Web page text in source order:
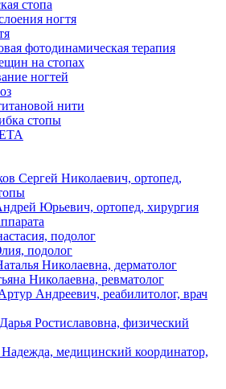
стопа
ногтя
фотодинамическая терапия
на стопах
ногтей
нити
стопы
Сергей Николаевич, ортопед,
Юрьевич, ортопед, хирургия
подолог
подолог
Николаевна, дерматолог
Николаевна, ревматолог
Андреевич, реабилитолог, врач
Ростиславовна, физический
медицинский координатор,